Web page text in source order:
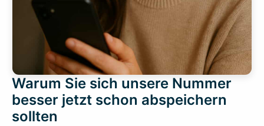
Warum Sie sich unsere Nummer
besser jetzt schon abspeichern
sollten